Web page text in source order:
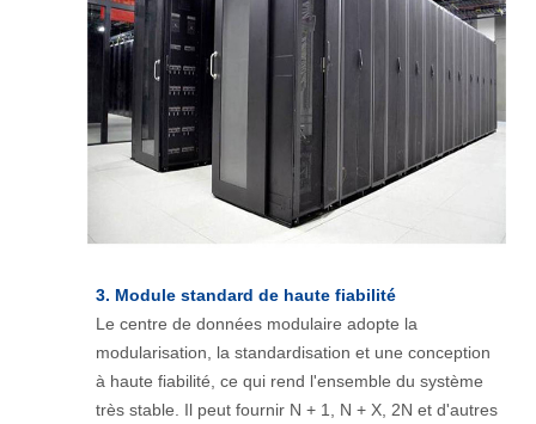
3. Module standard de haute fiabilité
Le centre de données modulaire adopte la
modularisation, la standardisation et une conception
à haute fiabilité, ce qui rend l'ensemble du système
très stable. Il peut fournir N + 1, N + X, 2N et d'autres